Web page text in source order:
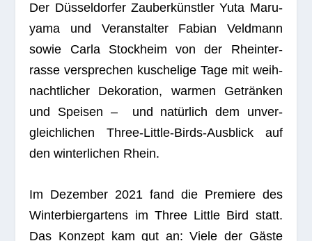
Der Düs­sel­dor­fer Zau­ber­künst­ler Yuta Maru­
yama und Ver­an­stal­ter Fabian Veld­mann
sowie Carla Stock­heim von der Rhein­ter­
rasse ver­spre­chen kusche­lige Tage mit weih­
nacht­li­cher Deko­ra­tion, war­men Geträn­ken
und Spei­sen – und natür­lich dem unver­
gleich­li­chen Three-Little-Birds-Aus­blick auf
den win­ter­li­chen Rhein.
Im Dezem­ber 2021 fand die Pre­miere des
Win­ter­bier­gar­tens im Three Little Bird statt.
Das Kon­zept kam gut an: Viele der Gäste